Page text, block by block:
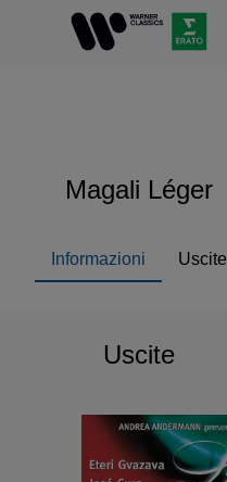
Magali Léger
Informazioni Uscite
Uscite